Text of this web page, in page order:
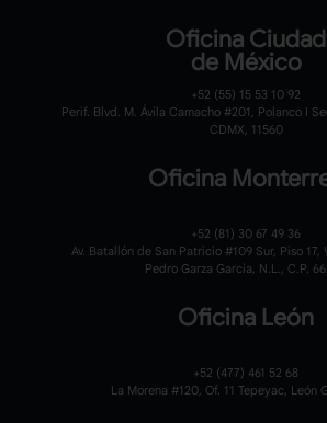
Oficina Ciudad
de México
+52 (55) 15 53 10 92
Perif. Blvd. M. Ávila Camacho #201, Polanco I
CDMX, 11560
Oficina
+52 (81) 30 67 49 36
Av. Batallón de San Patricio #109 Sur, Piso 17,
Pedro Garza García, N.L., C.P.
Oficina León
+52 (477) 461 52 68
La Morena #120, Of. 11 Tepeyac, León